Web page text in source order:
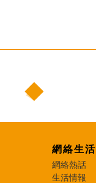
網絡生活
網絡熱話
生活情報